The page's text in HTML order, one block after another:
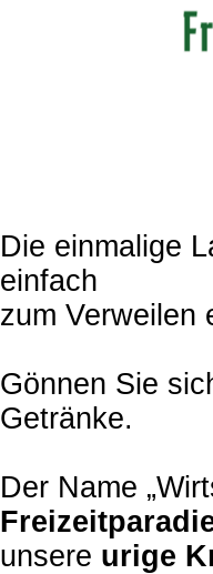
Die einmalige
einfach
zum Verweilen
Gönnen Sie
Getränke.
Der Name
unsere urige